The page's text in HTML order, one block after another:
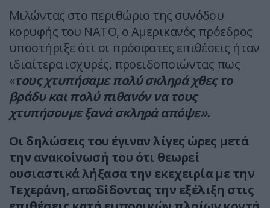
Μιλώντας στο περιθώριο της συνόδου
κορυφής του ΝΑΤΟ, ο Αμερικανός πρόεδρος
υποστήριξε ότι οι πρόσφατες επιθέσεις ήταν
ιδιαίτερα ισχυρές, προειδοποιώντας πως
«τους χτυπήσαμε πολύ σκληρά χθες το
βράδυ και πολύ πιθανόν να τους
χτυπήσουμε ξανά σκληρά απόψε».
Οι δηλώσεις του έγιναν λίγες ώρες μετά
την ανακοίνωσή του ότι θεωρεί
ουσιαστικά λήξασα την εκεχειρία με την
Τεχεράνη, αποδίδοντας την εξέλιξη στις